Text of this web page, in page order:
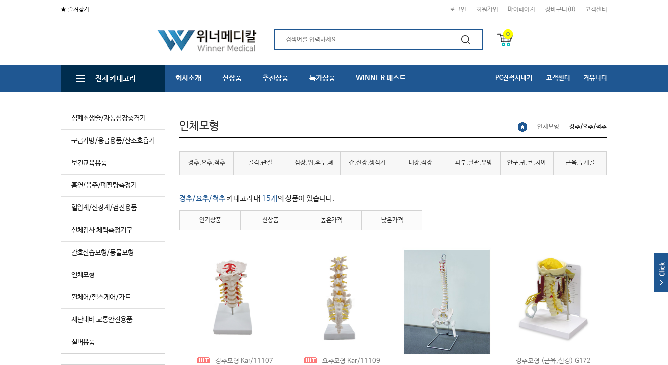
★ 즐겨찾기 로그인 회원가입 마이페이지 장바구니(0) 고객센터
0
전체 카테고리 회사소개 신상품 추천상품 특가상품 WINNER 베스트 PC견적서내기 고객센터 커뮤니티
심폐소생술/자동심장충격기
구급가방/응급용품/산소호흡기
보건교육용품
흡연/음주/폐활량측정기
혈압계/신장계/검진용품
신체검사 체력측정기구
간호실습모형/동물모형
인체모형
휠체어/헬스케어/카트
재난대비 교통안전용품
실버용품
인체모형 인체모형 경추/요추/척추
경추,요추,척추 골격,관절 심장,위,후두,폐 간,신장,생식기 대장,직장 피부,혈관,유방 안구,귀,코,치아 근육,두개골
경추/요추/척추카테고리 내 15개의 상품이 있습니다.
인기상품 신상품 높은가격 낮은가격
경추모형 Kar/11107
요추모형 Kar/11109
경추모형 (근육,신경) G172